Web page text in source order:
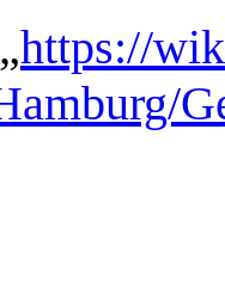
https://